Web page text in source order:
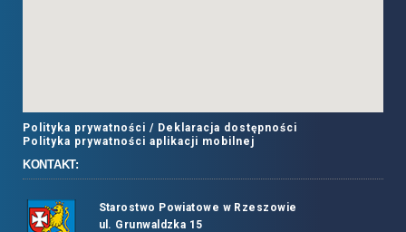
Polityka prywatności / Deklaracja dostępności
Polityka prywatności aplikacji mobilnej
KONTAKT:
Starostwo Powiatowe w Rzeszowie
ul. Grunwaldzka 15